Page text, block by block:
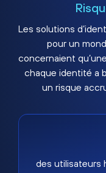
Les solutions
pour un
concernaient
chaque identité a
un risque
des utilisateurs